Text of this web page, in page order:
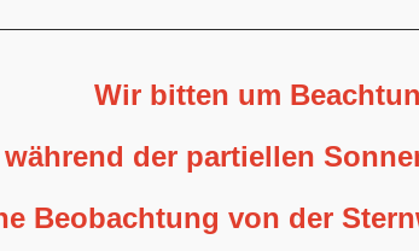
Wir bitten um
der partiellen
Beobachtung von der